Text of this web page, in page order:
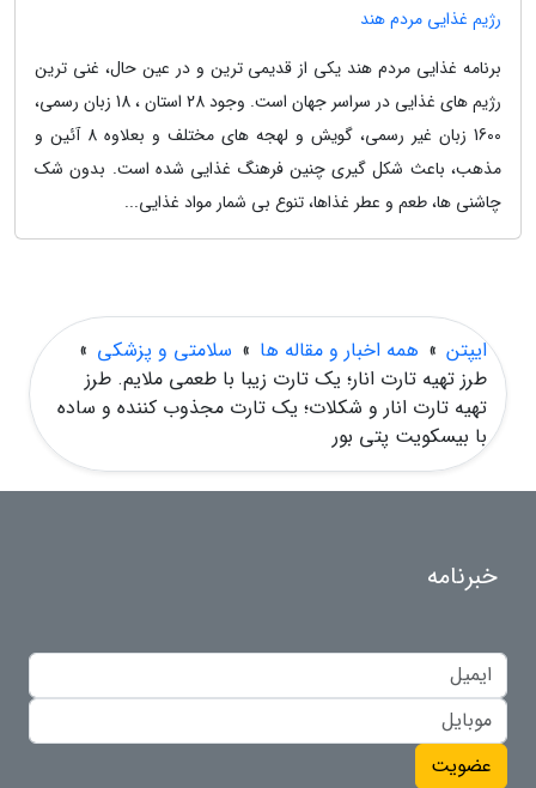
رژیم غذایی مردم هند
برنامه غذایی مردم هند یکی از قدیمی ترین و در عین حال، غنی ترین
رژیم های غذایی در سراسر جهان است. وجود 28 استان ، 18 زبان رسمی،
1600 زبان غیر رسمی، گویش و لهجه های مختلف و بعلاوه 8 آئین و
مذهب، باعث شکل گیری چنین فرهنگ غذایی شده است. بدون شک
چاشنی ها، طعم و عطر غذاها، تنوع بی شمار مواد غذایی...
ایپتن » همه اخبار و مقاله ها » سلامتی و پزشکی »
طرز تهیه تارت انار؛ یک تارت زیبا با طعمی ملایم. طرز
تهیه تارت انار و شکلات؛ یک تارت مجذوب کننده و ساده
با بیسکویت پتی بور
خبرنامه
عضویت